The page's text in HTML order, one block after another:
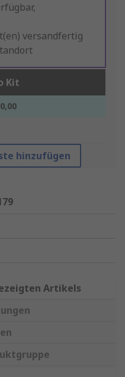
versandfertig
Kit
hinzufügen
Artikels